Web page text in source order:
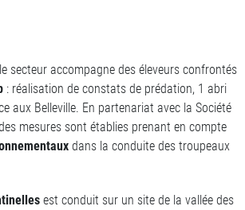
secteur accompagne des éleveurs confrontés
: réalisation de constats de prédation, 1 abri
aux Belleville. En partenariat avec la Société
mesures sont établies prenant en compte
dans la conduite des troupeaux
est conduit sur un site de la vallée des